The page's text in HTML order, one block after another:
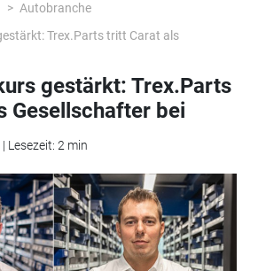
Autobranche
Trex.Parts tritt Carat als
gestärkt: Trex.Parts
Gesellschafter bei
Lesezeit: 2 min